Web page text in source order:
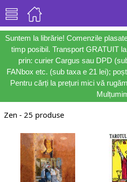
Suntem la librărie! Comenzile
timp posibil. Transport GRATUIT
prin: curier Cargus sau DPD
FANbox etc. (sub taxa e 21 lei);
Pentru cărți la prețuri mici vă
Zen - 25 produse